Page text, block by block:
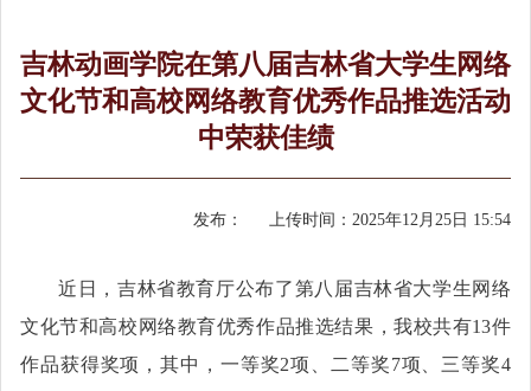
吉林动画学院在第八届吉林省大学生网络
文化节和高校网络教育优秀作品推选活动
中荣获佳绩
上传时间： 2025年12月25日 15:54
发布：
近日，吉林省教育厅公布了第八届吉林省大学生网络
文化节和高校网络教育优秀作品推选结果，我校共有13件
作品获得奖项，其中，一等奖2项、二等奖7项、三等奖4